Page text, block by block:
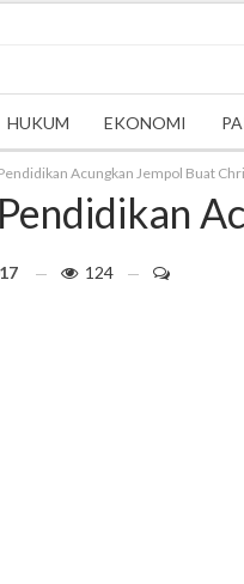
HUKUM EKONOMI
Acungkan Jempol Buat
124